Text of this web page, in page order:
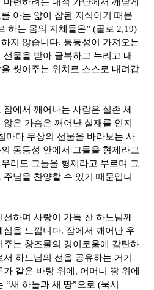
아는 앎이 참된 지식이기 때문
하는 몸의 지체들은” (골로 2,19)
지 않습니다. 동등성이 가져오는
물을 받아 굴복하고 누리고 내
씻어주는 위치로 스스로 내려갑
에서 깨어나는 사람은 실존 세
않은 가슴은 깨어난 실재를 인지
마다 무상의 선물을 바라보는 사
동등성 안에서 그들을 형제라고
리도 그들을 형제라고 부르며 그
님을 찬양할 수 있기 때문입니
하며 사랑이 가득 찬 하느님께
심을 느낍니다. 잠에서 깨어난 우
는 창조물의 경이로움에 감탄하
하느님의 선을 공유하는 거기
가 같은 바탕 위에 , 어머니 땅 위에
“새 하늘과 새 땅”으로(묵시